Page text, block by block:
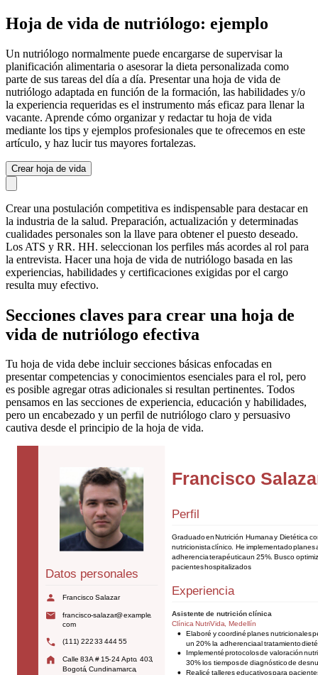
Hoja de vida de nutriólogo: ejemplo
Un nutriólogo normalmente puede encargarse de supervisar la
planificación alimentaria o asesorar la dieta personalizada como
parte de sus tareas del día a día. Presentar una hoja de vida de
nutriólogo adaptada en función de la formación, las habilidades y/o
la experiencia requeridas es el instrumento más eficaz para llenar la
vacante. Aprende cómo organizar y redactar tu hoja de vida
mediante los tips y ejemplos profesionales que te ofrecemos en este
artículo, y haz lucir tus mayores fortalezas.
Crear hoja de vida
Crear una postulación competitiva es indispensable para destacar en
la industria de la salud. Preparación, actualización y determinadas
cualidades personales son la llave para obtener el puesto deseado.
Los ATS y RR. HH. seleccionan los perfiles más acordes al rol para
la entrevista. Hacer una hoja de vida de nutriólogo basada en las
experiencias, habilidades y certificaciones exigidas por el cargo
resulta muy efectivo.
Secciones claves para crear una hoja de
vida de nutriólogo efectiva
Tu hoja de vida debe incluir secciones básicas enfocadas en
presentar competencias y conocimientos esenciales para el rol, pero
es posible agregar otras adicionales si resultan pertinentes. Todos
pensamos en las secciones de experiencia, educación y habilidades,
pero un encabezado y un perfil de nutriólogo claro y persuasivo
cautiva desde el principio de la hoja de vida.